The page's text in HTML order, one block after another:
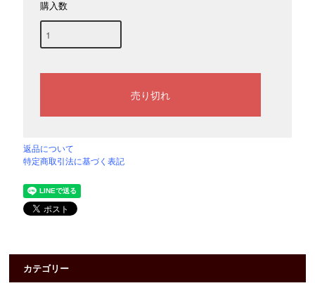
購入数
返品について
特定商取引法に基づく表記
カテゴリー